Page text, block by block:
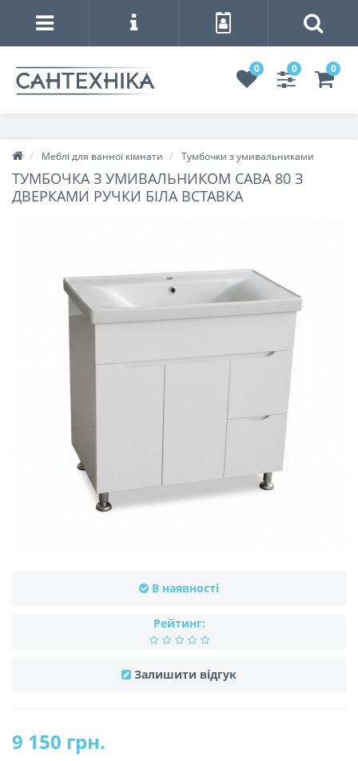
0 0 0
Меблі для ванної кімнати Тумбочки з умивальниками
ТУМБОЧКА З УМИВАЛЬНИКОМ САВА 80 З
ДВЕРКАМИ РУЧКИ БІЛА ВСТАВКА
В наявності
Рейтинг:
Залишити відгук
9 150 грн.